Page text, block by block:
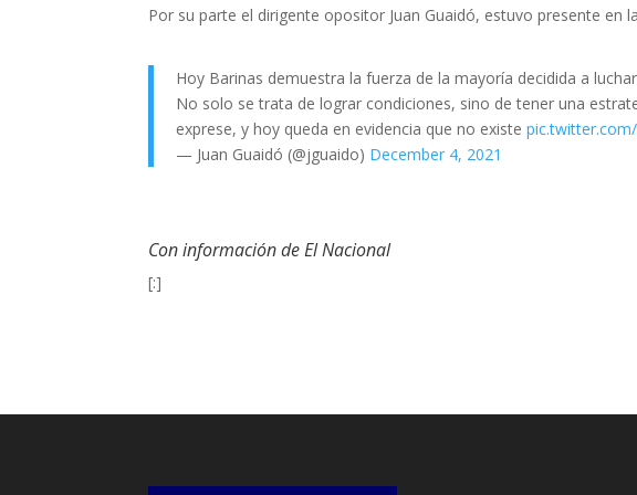
Por su parte el dirigente opositor Juan Guaidó, estuvo presente en
Hoy Barinas demuestra la fuerza de la mayoría decidida a
No solo se trata de lograr condiciones, sino de tener una
exprese, y hoy queda en evidencia que no existe
— Juan Guaidó (@jguaido) December 4, 2021
Con información de El Nacional
[:]